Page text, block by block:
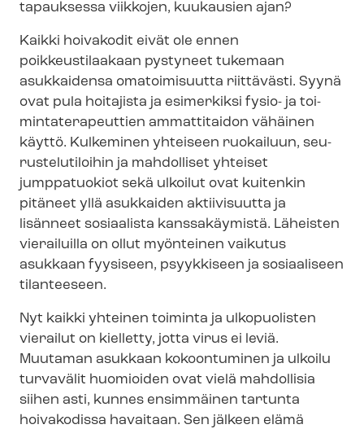
tapauksessa viikkojen, kuukausien ajan?
Kaikki hoivakodit eivät ole ennen
poikkeustilaakaan pystyneet tukemaan
asukkaidensa omatoimisuutta riittävästi. Syynä
ovat pula hoitajista ja esimerkiksi fysio- ja toi­
min­ta­te­ra­peut­tien ammattitaidon vähäinen
käyttö. Kulkeminen yhteiseen ruokailuun, seu­
rus­te­lu­ti­loi­hin ja mahdolliset yhteiset
jumppatuokiot sekä ulkoilut ovat kuitenkin
pitäneet yllä asukkaiden aktiivisuutta ja
lisänneet sosiaalista kanssakäymistä. Läheisten
vierailuilla on ollut myönteinen vaikutus
asukkaan fyysiseen, psyykkiseen ja sosiaaliseen
tilanteeseen.
Nyt kaikki yhteinen toiminta ja ulkopuolisten
vierailut on kielletty, jotta virus ei leviä.
Muutaman asukkaan kokoontuminen ja ulkoilu
turvavälit huomioiden ovat vielä mahdollisia
siihen asti, kunnes ensimmäinen tartunta
hoivakodissa havaitaan. Sen jälkeen elämä